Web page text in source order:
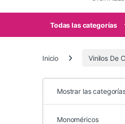
Todas las categorías
Inicio Vinilos De
Mostrar las
Monoméricos